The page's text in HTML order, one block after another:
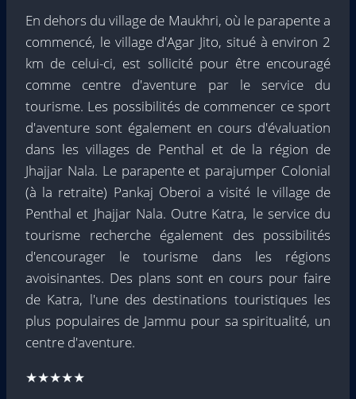
En dehors du village de Maukhri, où le parapente a
commencé, le village d'Agar Jito, situé à environ 2
km de celui-ci, est sollicité pour être encouragé
comme centre d'aventure par le service du
tourisme. Les possibilités de commencer ce sport
d'aventure sont également en cours d'évaluation
dans les villages de Penthal et de la région de
Jhajjar Nala. Le parapente et parajumper Colonial
(à la retraite) Pankaj Oberoi a visité le village de
Penthal et Jhajjar Nala. Outre Katra, le service du
tourisme recherche également des possibilités
d'encourager le tourisme dans les régions
avoisinantes. Des plans sont en cours pour faire
de Katra, l'une des destinations touristiques les
plus populaires de Jammu pour sa spiritualité, un
centre d'aventure.
★★★★★